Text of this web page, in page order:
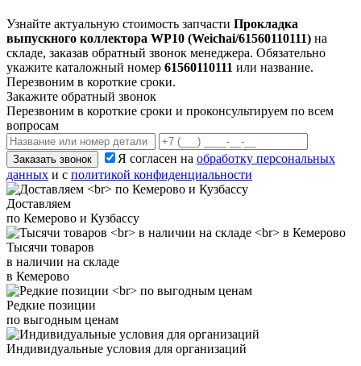
Узнайте актуальную стоимость запчасти Прокладка
выпускного коллектора WP10 (Weichai/61560110111) на
складе, заказав обратный звонок менеджера. Обязательно
укажите каталожный номер 61560110111 или название.
Перезвоним в короткие сроки.
Закажите обратный звонок
Перезвоним в короткие сроки и проконсультируем по всем
вопросам
Заказать звонок Я согласен на обработку персональных
данных и с политикой конфиденциальности
Доставляем
по Кемерово и Кузбассу
Тысячи товаров
в наличии на складе
в Кемерово
Редкие позиции
по выгодным ценам
Индивидуальные условия для организаций